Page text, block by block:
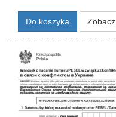
Do koszyka Zobacz